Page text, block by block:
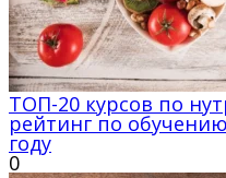
ТОП-20 курсов по
рейтинг по
году
0